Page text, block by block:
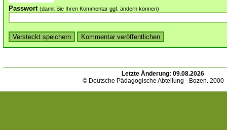
Passwort (damit Sie Ihren Kommentar ggf. ändern können)
Letzte Änderung: 09.08.2026
© Deutsche Pädagogische Abteilung - Bozen. 2000